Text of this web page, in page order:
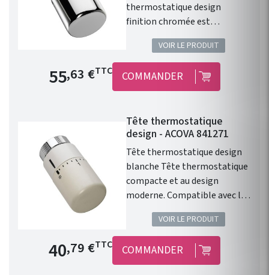
thermostatique design
finition chromée est
compatible avec l'ensemble
de la gamme de chauffage
central Fassane Prem's de
chez ACOVA .
VOIR LE PRODUIT
Prix de base
55,63 €TTC COMMANDER
Tête thermostatique
design - ACOVA 841271
Tête thermostatique design
blanche Tête thermostatique
compacte et au design
moderne. Compatible avec les
radiateurs eau chaude ACOVA.
Type de raccord : M30 x1,5.
Finition : Blanc. 46 Couleurs en
option. Cette tête
thermostatique design
VOIR LE PRODUIT
Prix de base
40,79 €TTC COMMANDER